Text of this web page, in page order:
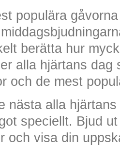
populära
berätta hur
alla hjärtans
och de mest
nästa alla
speciellt. Bjud
och visa din